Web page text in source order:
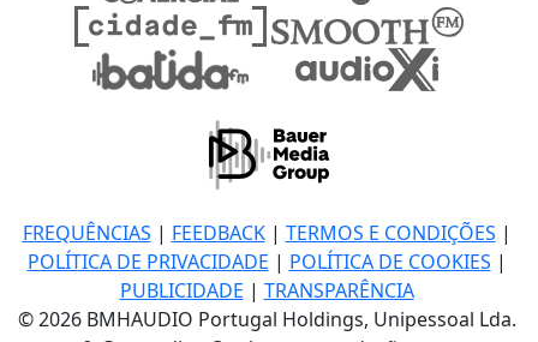
FREQUÊNCIAS | FEEDBACK| TERMOS E CONDIÇÕES |
POLÍTICA DE PRIVACIDADE | POLÍTICA DE COOKIES |
PUBLICIDADE | TRANSPARÊNCIA
© 2026 BMHAUDIO Portugal Holdings, Unipessoal Lda.